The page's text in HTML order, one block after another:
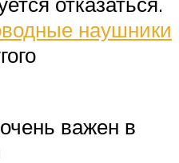
наушники
важен в